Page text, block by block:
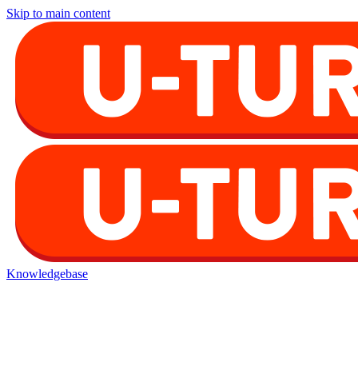
Skip to main content
Knowledgebase